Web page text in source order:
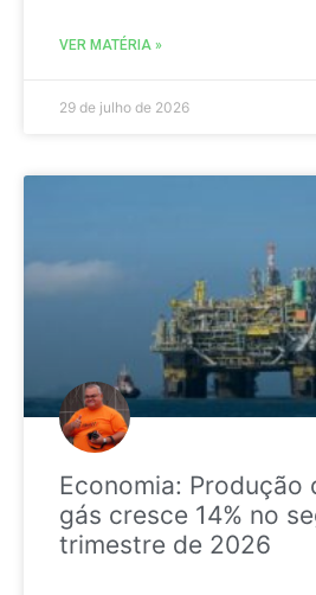
VER MATÉRIA »
29 de julho de 2026
Economia: Produção
gás cresce 14% no
trimestre de 2026